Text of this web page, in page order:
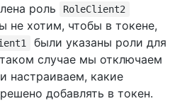
роль
RoleClient2
не хотим, чтобы в токене,
были указаны роли для
случае мы отключаем
и настраиваем, какие
добавлять в токен.